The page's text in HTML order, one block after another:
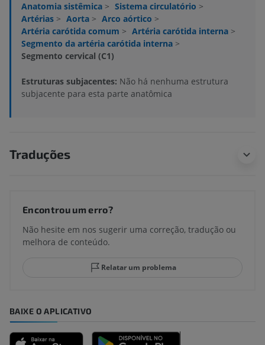
Anatomia sistêmica > Sistema circulatório >
Artérias > Aorta > Arco aórtico >
Artéria carótida comum > Artéria carótida interna >
Segmento da artéria carótida interna >
Segmento cervical (C1)
Estruturas subjacentes: Não há nenhuma estrutura
subjacente para esta parte anatômica
Traduções
Encontrou um erro?
Não hesite em nos sugerir uma correção, tradução ou
melhora de conteúdo.
Relatar um problema
BAIXE O APLICATIVO